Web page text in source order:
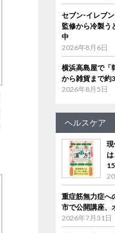
セブン‐イレブ
監修から冷製う
中
2026年8月6日
横浜高島屋で
から雑貨まで約
2026年8月5日
ヘルスケア
重症筋無力症
市で公開講座、
2026年7月31日